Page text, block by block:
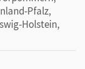
Pfalz,
Holstein,